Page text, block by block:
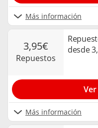
Más información
3,95€
repuestos
desde
Más información